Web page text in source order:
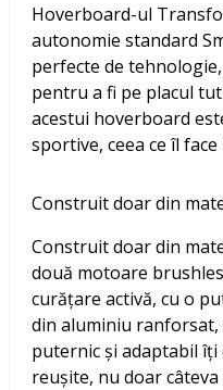
Hoverboard-ul
autonomie standard
perfecte de
pentru a fi pe placul
acestui hoverboard
sportive, ceea ce îl
Construit doar din
Construit doar din
două motoare
curățare activă, cu o
din aluminiu
puternic și adaptabil
reușite, nu doar câteva